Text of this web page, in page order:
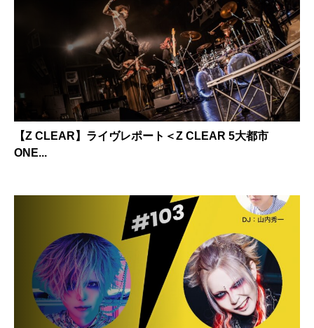
【Z CLEAR】ライヴレポート＜Z CLEAR 5大都市
ONE...